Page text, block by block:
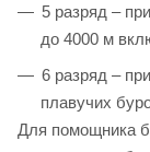
5 разряд –
до 4000 м
6 разряд –
плавучих
Для помощника